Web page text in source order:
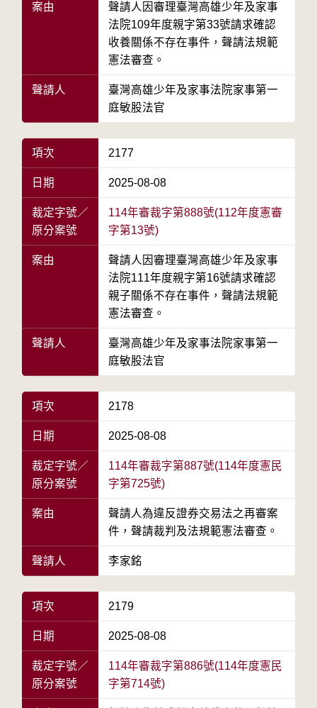
案由
聲請人因審理臺灣高雄少年及家事
法院109年度親字第33號請求確認
收養關係不存在事件，聲請法規範
憲法審查。
聲請人
臺灣高雄少年及家事法院家事第一
庭敏股法官
項次 2177
日期 2025-08-08
裁定字號／
原分案號
114年審裁字第888號(112年度憲審
字第13號)
案由
聲請人因審理臺灣高雄少年及家事
法院111年度親字第16號請求確認
親子關係不存在事件，聲請法規範
憲法審查。
聲請人
臺灣高雄少年及家事法院家事第一
庭敏股法官
項次 2178
日期 2025-08-08
裁定字號／
原分案號
114年審裁字第887號(114年度憲民
字第725號)
案由
聲請人為違反證券交易法之再審案
件，聲請裁判及法規範憲法審查。
聲請人 李家銘
項次 2179
日期 2025-08-08
裁定字號／
原分案號
114年審裁字第886號(114年度憲民
字第714號)